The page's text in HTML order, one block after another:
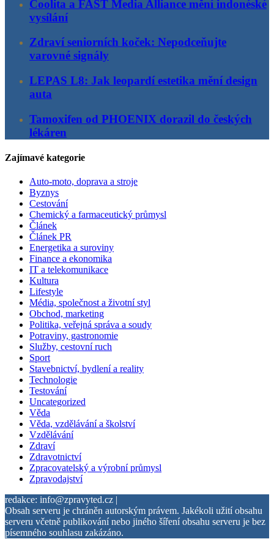
Coolita a FAST Media Alliance mění indonéské
vysílání
Zdraví seniorních koček: Nepodceňujte
varovné signály
LEPAS L8: Jak leopardí estetika mění design
auta
Tamoxifen od PHOENIX dorazil do českých
lékáren
Zajímavé kategorie
Auto-moto, doprava a stroje
Byznys
Cestování
Chemický a farmaceutický průmysl
Článek
Článek PR
Energetika a suroviny
Finance a ekonomika
IT a telekomunikace
Kultura
Lifestyle
Média, společnost a životní styl
Obchod, marketing
Politika, veřejná správa a soudy
Potraviny, gastronomie
Služby, cestovní ruch
Sport
Stavebnictví, bydlení a reality
Technologie
Testování
Uncategorized
Věda
Věda, vzdělávání a školství
Vzdělávání
Zdraví
Zdravotnictví
Zpracovatelský a výrobní průmysl
Zpravodajství
redakce: info@zpravyted.cz |
Obsah serveru je chráněn autorským právem. Jakékoli užití obsahu
serveru včetně publikování nebo jiného šíření obsahu serveru je bez
písemného souhlasu zakázáno.